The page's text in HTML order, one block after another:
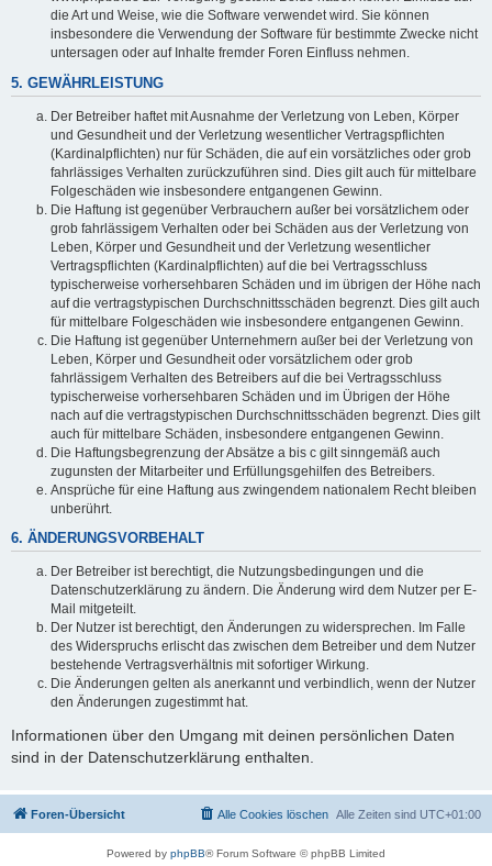
die Art und Weise, wie die Software verwendet wird. Sie können
insbesondere die Verwendung der Software für bestimmte Zwecke nicht
untersagen oder auf Inhalte fremder Foren Einfluss nehmen.
5. GEWÄHRLEISTUNG
Der Betreiber haftet mit Ausnahme der Verletzung von Leben, Körper
und Gesundheit und der Verletzung wesentlicher Vertragspflichten
(Kardinalpflichten) nur für Schäden, die auf ein vorsätzliches oder grob
fahrlässiges Verhalten zurückzuführen sind. Dies gilt auch für mittelbare
Folgeschäden wie insbesondere entgangenen Gewinn.
Die Haftung ist gegenüber Verbrauchern außer bei vorsätzlichem oder
grob fahrlässigem Verhalten oder bei Schäden aus der Verletzung von
Leben, Körper und Gesundheit und der Verletzung wesentlicher
Vertragspflichten (Kardinalpflichten) auf die bei Vertragsschluss
typischerweise vorhersehbaren Schäden und im übrigen der Höhe nach
auf die vertragstypischen Durchschnittsschäden begrenzt. Dies gilt auch
für mittelbare Folgeschäden wie insbesondere entgangenen Gewinn.
Die Haftung ist gegenüber Unternehmern außer bei der Verletzung von
Leben, Körper und Gesundheit oder vorsätzlichem oder grob
fahrlässigem Verhalten des Betreibers auf die bei Vertragsschluss
typischerweise vorhersehbaren Schäden und im Übrigen der Höhe
nach auf die vertragstypischen Durchschnittsschäden begrenzt. Dies gilt
auch für mittelbare Schäden, insbesondere entgangenen Gewinn.
Die Haftungsbegrenzung der Absätze a bis c gilt sinngemäß auch
zugunsten der Mitarbeiter und Erfüllungsgehilfen des Betreibers.
Ansprüche für eine Haftung aus zwingendem nationalem Recht bleiben
unberührt.
6. ÄNDERUNGSVORBEHALT
Der Betreiber ist berechtigt, die Nutzungsbedingungen und die
Datenschutzerklärung zu ändern. Die Änderung wird dem Nutzer per E-
Mail mitgeteilt.
Der Nutzer ist berechtigt, den Änderungen zu widersprechen. Im Falle
des Widerspruchs erlischt das zwischen dem Betreiber und dem Nutzer
bestehende Vertragsverhältnis mit sofortiger Wirkung.
Die Änderungen gelten als anerkannt und verbindlich, wenn der Nutzer
den Änderungen zugestimmt hat.
Informationen über den Umgang mit deinen persönlichen Daten
sind in der Datenschutzerklärung enthalten.
Foren-Übersicht Alle Zeiten sind UTC+01:00
Alle Cookies löschen
Powered by phpBB® Forum Software © phpBB Limited